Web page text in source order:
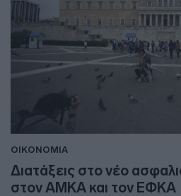
ΟΙΚΟΝΟΜΙΑ
Διατάξεις στο νέο
στον ΑΜΚΑ και τον ΕΦΚΑ